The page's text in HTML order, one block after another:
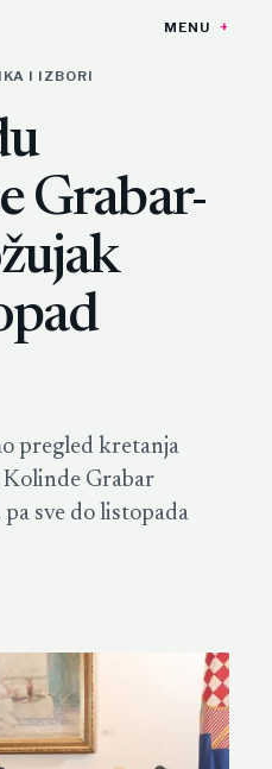
MENU
I IZBORI
Grabar-
pregled kretanja
Grabar
sve do listopada